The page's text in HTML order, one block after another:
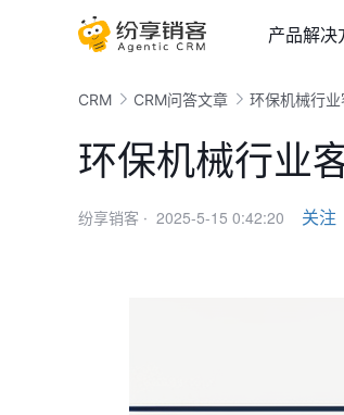
产品解决
CRM CRM问答文章 环保机械行
环保机械行业
纷享销客 · 2025-5-15 0:42:20 关注